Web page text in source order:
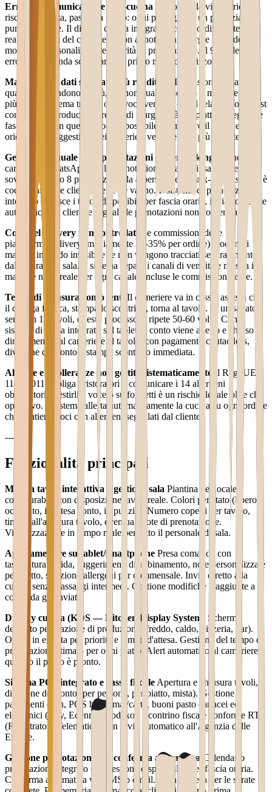
Errori di comunicazione sala-cucina La comanda viene gridata,
riscritta su carta, passata a mano: ogni passaggio è un potenziale
punto di errore. Il display cucina integrato riceve l'ordine in tempo
reale dal tablet del cameriere, con annotazioni allergie in evidenza,
modifiche personalizzate e priorità di preparazione. Il 95% degli
errori di comanda scompare nel primo mese di utilizzo.
Mancanza di dati sui piatti più redditizi
Molti ristoratori sanno
quali piatti vendono di più, ma non quali generano il margine lordo
più alto. Il sistema traccia ogni voce venduta con il relativo food cost
configurato, producendo report di marginalità per piatto, categoria e
fascia oraria. In questo modo è possibile ottimizzare il menù e
orientare le suggestioni dei camerieri verso le voci più profittevoli.
Gestione manuale delle prenotazioni e overbooking
Agenda
cartacea o WhatsApp per le prenotazioni: quando il sabato sera si
sovrappongono 8 prenotazioni da 4 persone e 3 walk-in, il risultato è
code, tensioni e clienti che se ne vanno. Il sistema di prenotazione
integrato gestisce i tavoli disponibili per fascia oraria, invia conferme
automatiche ai clienti e segnala le prenotazioni non confermate.
Costi del delivery non controllati
Le commissioni delle
piattaforme delivery (mediamente 25-35% per ordine) erodono i
margini in modo invisibile se non vengono tracciati separatamente
dal fatturato in sala. Il sistema separa i canali di vendita e mostra il
margine netto reale per ogni canale, incluse le commissioni terze.
Tempi di chiusura conto lenti
Il cameriere va in cassa, aspetta che
il collega finisca, stampa lo scontrino, torna al tavolo. In un sabato
sera con 15 tavoli, questo processo si ripete 50-60 volte. Con il
sistema di cassa integrato sul tablet, il conto viene aperto e chiuso
direttamente dal cameriere al tavolo, con pagamento contactless,
divisione del conto e stampa scontrino immediata.
Allergie e intolleranze non gestite sistematicamente
Il Reg. UE
1169/2011 obbliga i ristoratori a comunicare i 14 allergeni
obbligatori. Gestirli a voce o su foglietti è un rischio legale oltre che
operativo. Il sistema allerta automaticamente la cucina su ogni ordine
che contiene voci con allergeni segnalati dal cliente.
---
Funzionalità principali
Mappa tavoli interattiva e gestione sala Piantina del locale
configurabile con disposizione tavoli reale. Colori per stato (libero,
occupato, in attesa conto, in pulizia). Numero coperti per tavolo,
timer dall'apertura tavolo, eventuali note di prenotazione.
Visualizzazione in tempo reale per tutto il personale di sala.
App cameriere su tablet/smartphone Presa comanda con
tastieratura rapida, suggerimenti di abbinamento, note personalizzate
per piatto, selezione allergeni per commensale. Invio diretto alla
cucina senza passaggi intermedi. Gestione modifiche e aggiunte a
comanda già inviata.
Display cucina (KDS — Kitchen Display System)
Schermo
dedicato per stazione di produzione (freddo, caldo, pizzeria, bar).
Ordini in entrata per priorità e tempo d'attesa. Gestione del tempo di
preparazione stimato per ogni piatto. Alert automatico al cameriere
quando il piatto è pronto.
Sistema POS integrato e cassa fiscale Apertura e chiusura tavoli,
divisione del conto (per persona, per piatto, mista). Gestione
pagamenti cash, POS bancomat/carta, buoni pasto cartacei ed
elettronici (Day, Edenred, Sodexo). Scontrino fiscale conforme RT
(Registratore Telematico) con invio automatico all'Agenzia delle
Entrate.
Gestione prenotazioni con conferma automatica Calendario
prenotazioni integrato con gestione disponibilità per fascia oraria.
Conferma automatica via SMS o email. Lista d'attesa per le serate